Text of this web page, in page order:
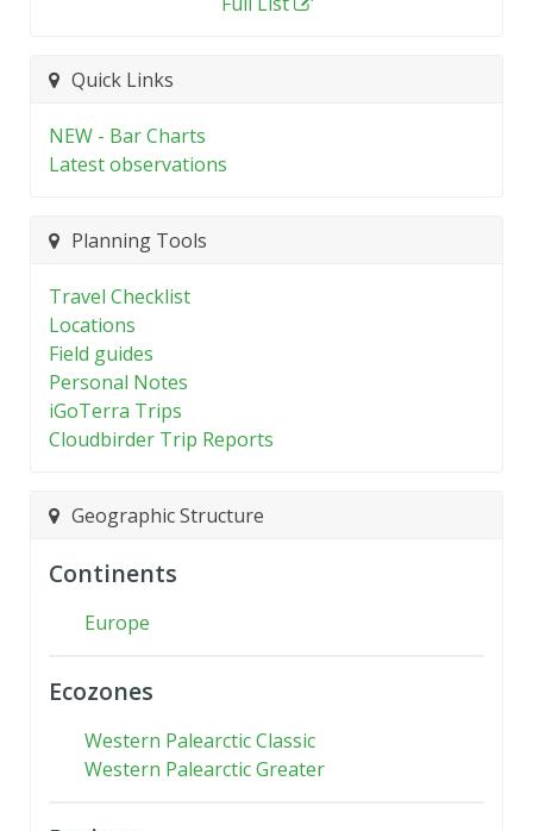
Quick Links
NEW - Bar Charts
Latest observations
Planning Tools
Travel Checklist
Locations
Field guides
Personal Notes
iGoTerra Trips
Cloudbirder Trip Reports
Geographic Structure
Continents
Europe
Ecozones
Western Palearctic Classic
Western Palearctic Greater